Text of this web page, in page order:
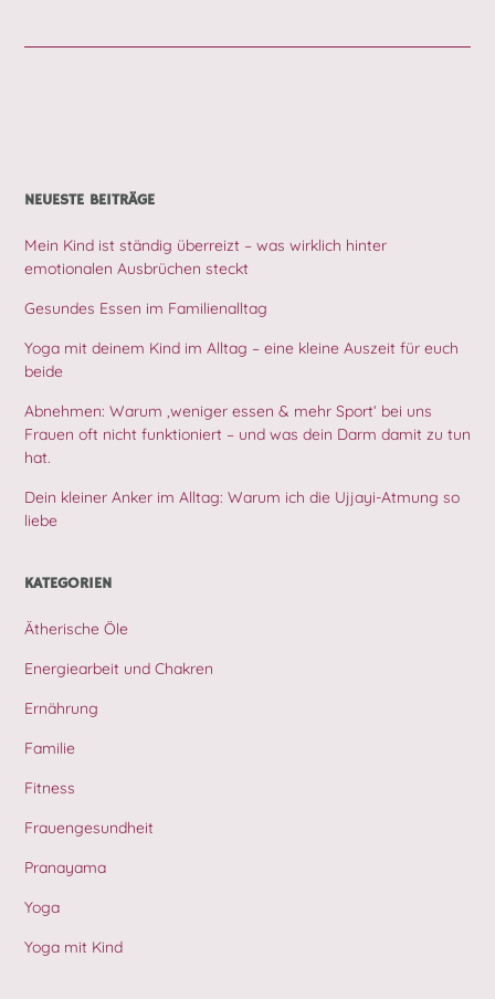
NEUESTE BEITRÄGE
Mein Kind ist ständig überreizt – was wirklich hinter
emotionalen Ausbrüchen steckt
Gesundes Essen im Familienalltag
Yoga mit deinem Kind im Alltag – eine kleine Auszeit für euch
beide
Abnehmen: Warum ‚weniger essen & mehr Sport‘ bei uns
Frauen oft nicht funktioniert – und was dein Darm damit zu tun
hat.
Dein kleiner Anker im Alltag: Warum ich die Ujjayi-Atmung so
liebe
KATEGORIEN
Ätherische Öle
Energiearbeit und Chakren
Ernährung
Familie
Fitness
Frauengesundheit
Pranayama
Yoga
Yoga mit Kind